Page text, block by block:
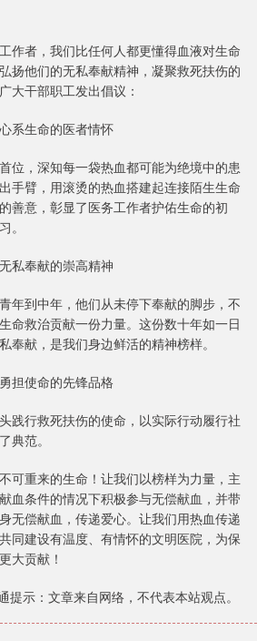
作者，我们比任何人都更懂得血液对生命
扬他们的无私奉献精神，凝聚救死扶伤的
大干部职工发出倡议：
系生命的医者情怀
位，深知每一袋热血都可能为绝境中的患
手臂，用滚烫的热血搭建起连接陌生生命
善意，彰显了医务工作者护佑生命的初
。
私奉献的崇高精神
年到中年，他们从未停下奉献的脚步，不
命救治贡献一份力量。这份数十年如一日
奉献，是我们身边鲜活的精神榜样。
担使命的先锋品格
践行救死扶伤的使命，以实际行动履行社
典范。
可重来的生命！让我们以榜样为力量，主
血条件的情况下积极参与无偿献血，并带
无偿献血，传递爱心。让我们用热血传递
同建设有温度、有情怀的文明医院，为保
大贡献！
提示：文章来自网络，不代表本站观点。